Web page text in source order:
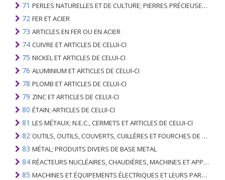
71 PERLES NATURELLES ET DE CULTURE; PIERRES PRÉCIEUSES, SEMI-PRÉCIEUSES; MÉTAUX PRÉCIEUX, PLAQUÉS OU DOUBLÉS DE MÉTAUX PRÉCIEUX ET OUVRAGES EN CES MATIÈRES; IMITATION BIJOUTERIE; PIÈCE DE MONNAIE
72 FER ET ACIER
73 ARTICLES EN FER OU EN ACIER
74 CUIVRE ET ARTICLES DE CELUI-CI
75 NICKEL ET ARTICLES DE CELUI-CI
76 ALUMINIUM ET ARTICLES DE CELUI-CI
78 PLOMB ET ARTICLES DE CELUI-CI
79 ZINC ET ARTICLES DE CELUI-CI
80 ÉTAIN; ARTICLES DE CELUI-CI
81 LES MÉTAUX; N.E.C., CERMETS ET ARTICLES DE CELUI-CI
82 OUTILS, OUTILS, COUVERTS, CUILLÈRES ET FOURCHES DE MÉTAUX DE BASE; PARTIES DE CELLES-CI, EN METAL DE BASE
83 MÉTAL; PRODUITS DIVERS DE BASE METAL
84 RÉACTEURS NUCLÉAIRES, CHAUDIÈRES, MACHINES ET APPAREILS MÉCANIQUES; PARTIES DE CELLES-CI
85 MACHINES ET ÉQUIPEMENTS ÉLECTRIQUES ET LEURS PARTIES; ENREGISTREURS ET REPRODUCTEURS SONORES; APPAREILS D'ENREGISTREMENT OU DE REPRODUCTION DES IMAGES ET DU SON EN TÉLÉVISION, PIÈCES ET ACCESSOIRES DE TELS ARTICLES